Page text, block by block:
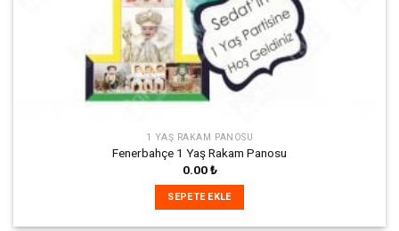
1 YAŞ RAKAM PANOSU
Fenerbahçe 1 Yaş Rakam Panosu
0.00₺
SEPETE EKLE